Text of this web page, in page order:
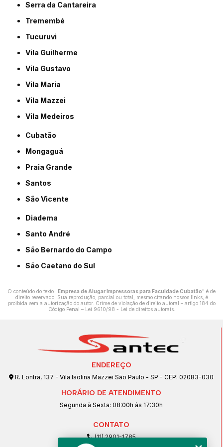
Serra da Cantareira
Tremembé
Tucuruvi
Vila Guilherme
Vila Gustavo
Vila Maria
Vila Mazzei
Vila Medeiros
Cubatão
Mongaguá
Praia Grande
Santos
São Vicente
Diadema
Santo André
São Bernardo do Campo
São Caetano do Sul
O conteúdo do texto "Empresa de Alugar Impressoras para Faculdade Cubatão" é de
direito reservado. Sua reprodução, parcial ou total, mesmo citando nossos links, é
proibida sem a autorização do autor. Crime de violação de direito autoral – artigo 184 do
Código Penal – Lei 9610/98 - Lei de direitos autorais.
ENDEREÇO
R. Lontra, 137 - Vila Isolina Mazzei São Paulo - SP - CEP: 02083-030
HORÁRIO DE ATENDIMENTO
Segunda à Sexta: 08:00h às 17:30h
CONTATO
(11) 2901-1785